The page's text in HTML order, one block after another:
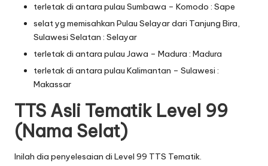
terletak di antara pulau Sumbawa – Komodo : Sape
selat yg memisahkan Pulau Selayar dari Tanjung Bira,
Sulawesi Selatan : Selayar
terletak di antara pulau Jawa – Madura : Madura
terletak di antara pulau Kalimantan – Sulawesi :
Makassar
TTS Asli Tematik Level 99
(Nama Selat)
Inilah dia penyelesaian di Level 99 TTS Tematik.